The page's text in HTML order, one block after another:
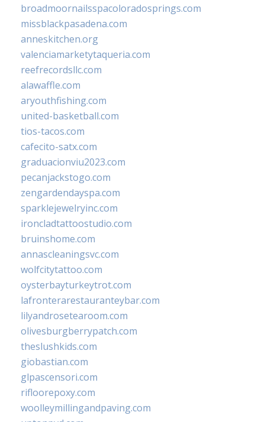
broadmoornailsspacoloradosprings.com
missblackpasadena.com
anneskitchen.org
valenciamarketytaqueria.com
reefrecordsllc.com
alawaffle.com
aryouthfishing.com
united-basketball.com
tios-tacos.com
cafecito-satx.com
graduacionviu2023.com
pecanjackstogo.com
zengardendayspa.com
sparklejewelryinc.com
ironcladtattoostudio.com
bruinshome.com
annascleaningsvc.com
wolfcitytattoo.com
oysterbayturkeytrot.com
lafronterarestauranteybar.com
lilyandrosetearoom.com
olivesburgberrypatch.com
theslushkids.com
giobastian.com
glpascensori.com
rifloorepoxy.com
woolleymillingandpaving.com